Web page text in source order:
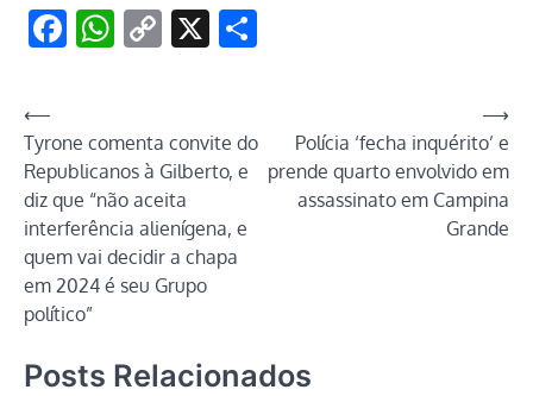
Facebook
WhatsApp
Copy
X
Navegação
de
Post
⟵
Tyrone comenta convite do
Republicanos à Gilberto, e
diz que “não aceita
interferência alienígena, e
quem vai decidir a chapa
em 2024 é seu Grupo
político”
Polícia ‘fecha inquérito’ e
prende quarto envolvido em
assassinato em Campina
Grande
⟶
Posts Relacionados